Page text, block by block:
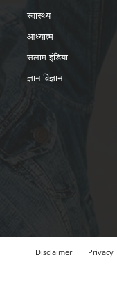
स्वास्थ्य
आध्यात्म
सलाम इंडिया
ज्ञान विज्ञान
Disclaimer Privacy